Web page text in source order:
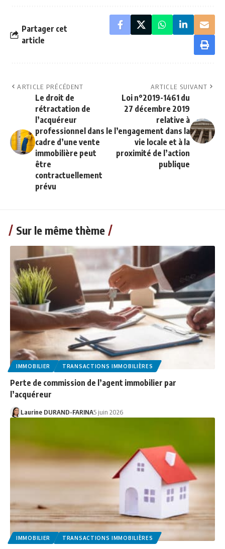
Partager cet
article
ARTICLE PRÉCÉDENT
Le droit de
rétractation de
l’acquéreur
professionnel dans le
cadre d’une vente
immobilière peut
être
contractuellement
prévu
ARTICLE SUIVANT
Loi n°2019-1461 du
27 décembre 2019
relative à
l’engagement dans la
vie locale et à la
proximité de l’action
publique
Sur le même thème
IMMOBILIER TRANSACTIONS IMMOBILIÈRES
Perte de commission de l’agent immobilier par
l’acquéreur
Laurine DURAND-FARINA5 juin 2026
IMMOBILIER TRANSACTIONS IMMOBILIÈRES